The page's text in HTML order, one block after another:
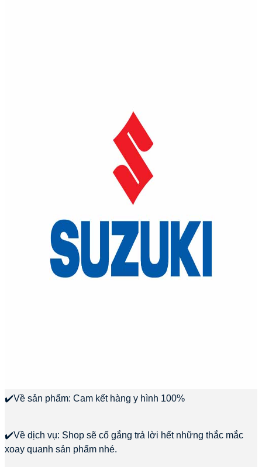
✔️Về sản phẩm: Cam kết hàng y hình 100%
✔️Về dịch vụ: Shop sẽ cố gắng trả lời hết những thắc mắc
xoay quanh sản phẩm nhé.